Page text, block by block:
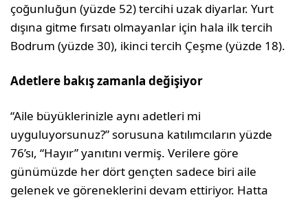
çoğunluğun (yüzde 52) tercihi uzak diyarlar. Yurt
dışına gitme fırsatı olmayanlar için hala ilk tercih
Bodrum (yüzde 30), ikinci tercih Çeşme (yüzde 18).
Adetlere bakış zamanla değişiyor
“Aile büyüklerinizle aynı adetleri mi
uyguluyorsunuz?” sorusuna katılımcıların yüzde
76’sı, “Hayır” yanıtını vermiş. Verilere göre
günümüzde her dört gençten sadece biri aile
gelenek ve göreneklerini devam ettiriyor. Hatta